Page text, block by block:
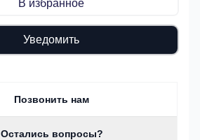
В избранное
Уведомить
Позвонить нам
Остались вопросы?